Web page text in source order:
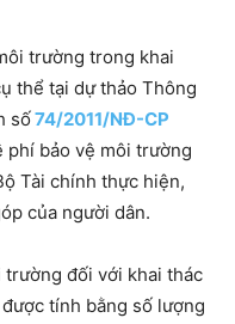
trường trong khai
thể tại dự thảo Thông
số74/2011/NĐ-CP
phí bảo vệ môi trường
Tài chính thực hiện,
của người dân.
đối với khai thác
tính bằng số lượng